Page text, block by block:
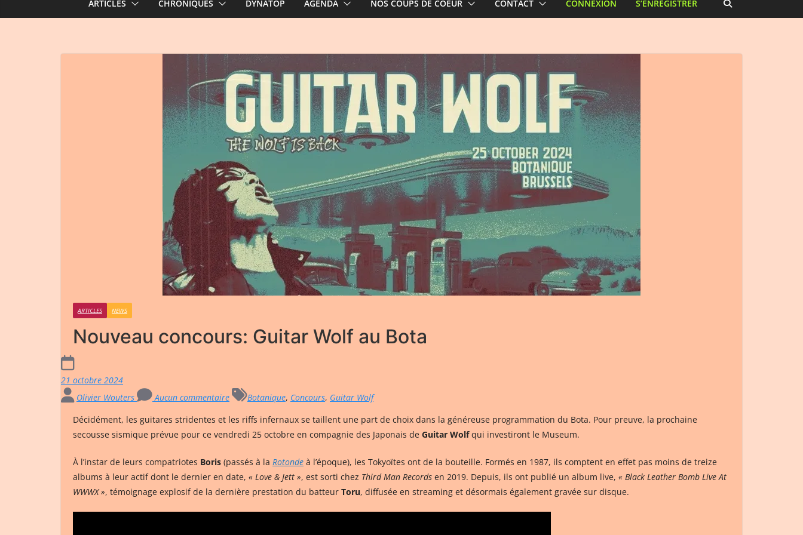
ARTICLES CHRONIQUES DYNATOP AGENDA NOS COUPS DE COEUR CONTACT CONNEXION S’ENREGISTRER
ARTICLES NEWS
Nouveau concours: Guitar Wolf au Bota
21 octobre 2024
Olivier Wouters
Aucun commentaire Botanique, Concours, Guitar Wolf
Décidément, les guitares stridentes et les riffs infernaux se taillent une part de choix dans la généreuse programmation du Bota. Pour preuve, la prochaine
secousse sismique prévue pour ce vendredi 25 octobre en compagnie des Japonais de Guitar Wolfqui investiront le Museum.
À l’instar de leurs compatriotes Boris (passés à la Rotonde à l’époque), les Tokyoïtes ont de la bouteille. Formés en 1987, ils comptent en effet pas moins de treize
albums à leur actif dont le dernier en date, « Love & Jett », est sorti chez Third Man Records en 2019. Depuis, ils ont publié un album live, « Black Leather Bomb Live At
WWWX », témoignage explosif de la dernière prestation du batteur Toru, diffusée en streaming et désormais également gravée sur disque.